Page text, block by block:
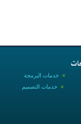
» خدمات البرمجة
» خدمات التصميم